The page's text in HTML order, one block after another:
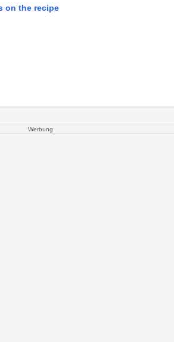
on the recipe
Werbung